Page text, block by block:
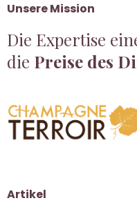
Unsere Mission
Die Expertise
die Preise des
Artikel